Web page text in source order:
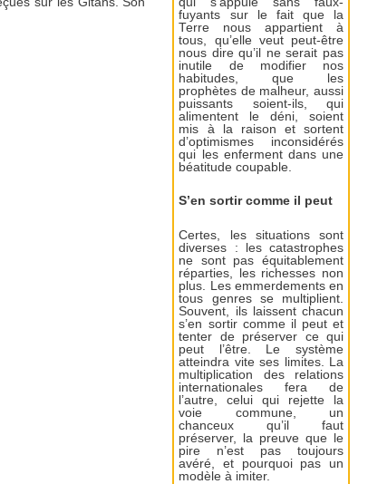
fuyants sur le fait que la
Terre nous appartient à
tous, qu’elle veut peut-être
nous dire qu’il ne serait pas
inutile de modifier nos
habitudes, que les
prophètes de malheur, aussi
puissants soient-ils, qui
alimentent le déni, soient
mis à la raison et sortent
d’optimismes inconsidérés
qui les enferment dans une
béatitude coupable.
S’en sortir comme il peut
Certes, les situations sont
diverses : les catastrophes
ne sont pas équitablement
réparties, les richesses non
plus. Les emmerdements en
tous genres se multiplient.
Souvent, ils laissent chacun
s’en sortir comme il peut et
tenter de préserver ce qui
peut l’être. Le système
atteindra vite ses limites. La
multiplication des relations
internationales fera de
l’autre, celui qui rejette la
voie commune, un
chanceux qu’il faut
préserver, la preuve que le
pire n’est pas toujours
avéré, et pourquoi pas un
modèle à imiter.